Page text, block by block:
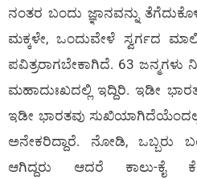
ನಂತರ ಬಂದು ಜ್ಞಾನವನ್ನು
ಮಕ್ಕಳೇ, ಒಂದುವೇಳೆ ಸ್ವರ್ಗದ
ಪವಿತ್ರರಾಗಬೇಕಾಗಿದೆ. 63 ಜನ್ಮಗಳು
ಮಹಾದುಃಖದಲ್ಲಿ ಇದ್ದಿರಿ. ಇಡೀ
ಇಡೀ ಭಾರತವು
ಅನೇಕರಿದ್ದಾರೆ. ನೋಡಿ, ಒಬ್ಬರು
ಆಗಿದ್ದರು ಆದರೆ ಕಾಲು-ಕೈ